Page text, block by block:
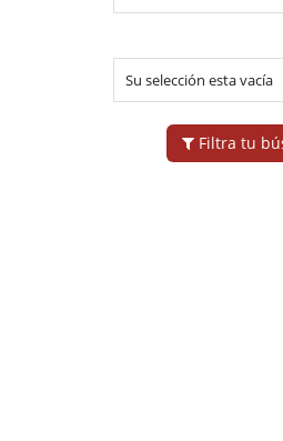
Su selección esta vacía
Filtra tu